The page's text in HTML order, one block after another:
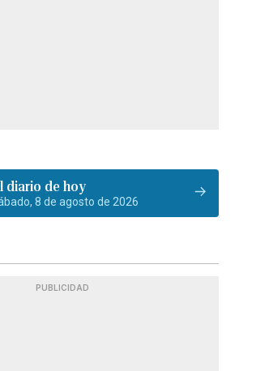
diario de hoy
8 de agosto de 2026
PUBLICIDAD